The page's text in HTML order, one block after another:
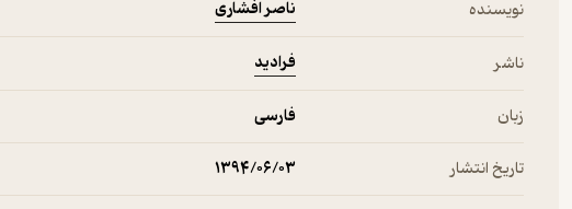
نویسنده ناصر افشاری
ناشر فرادید
زبان فارسی
تاریخ انتشار ۱۳۹۴/۰۶/۰۳